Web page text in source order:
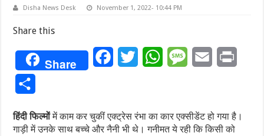
Disha News Desk November 1, 2022- 10:44 PM
Share this
Share FacebookTwitterWhatsAppMessageEmail
हिंदी फिल्मोंमें काम कर चुकीं एक्ट्रेस रंभा का कार एक्सीडेंट हो गया है।
गाड़ी में उनके साथ बच्चे और नैनी भी थे। गनीमत ये रही कि किसी को